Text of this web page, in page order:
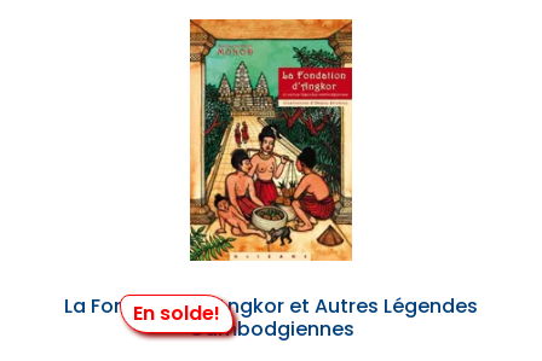
En solde!
La Fondation d'Angkor et Autres Légendes
Cambodgiennes